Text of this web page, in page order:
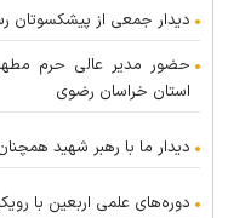
دیدار جمعی از پیشکسوتان
حضور مدیر عالی حرم مطهر
استان خراسان رضوی
دیدار ما با رهبر شهید
دوره‌های علمی اربعین با